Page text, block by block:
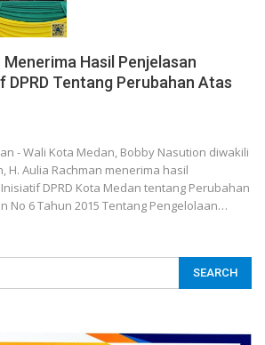
Hasil Penjelasan
DPRD Tentang Perubahan Atas
- Wali Kota Medan, Bobby Nasution diwakili
H. Aulia Rachman menerima hasil
DPRD Kota Medan tentang Perubahan
No 6 Tahun 2015 Tentang Pengelolaan…